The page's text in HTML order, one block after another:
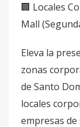
🏢 Locales
Mall
Eleva la
zonas
de Santo
locales
empresas